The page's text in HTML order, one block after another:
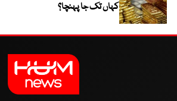
کہاں تک جا پہنچا؟